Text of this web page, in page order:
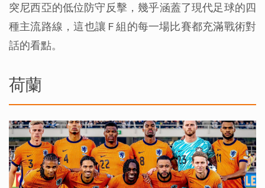
突尼西亞的低位防守反擊，幾乎涵蓋了現代足球的四
種主流路線，這也讓 F 組的每一場比賽都充滿戰術對
話的看點。
荷蘭